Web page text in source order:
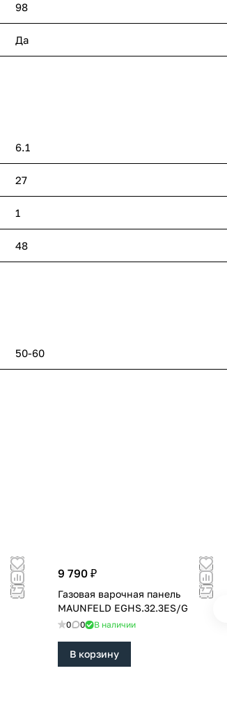
98
Да
6.1
27
1
48
50-60
9 790 ₽
Газовая варочная панель
MAUNFELD EGHS.32.3ES/G
0 0 В наличии
В корзину